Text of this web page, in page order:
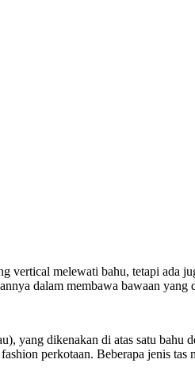
vertical melewati bahu, tetapi ada
dalam membawa bawaan yang
yang dikenakan di atas satu bahu
perkotaan. Beberapa jenis tas